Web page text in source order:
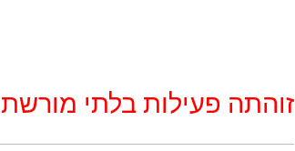
זוהתה פעילות בלתי מורשת